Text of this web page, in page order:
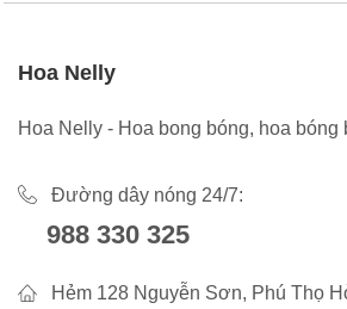
Hoa Nelly
Hoa Nelly - Hoa bong bóng, hoa bóng
Đường dây nóng 24/7:
988 330 325
Hẻm 128 Nguyễn Sơn, Phú Thọ